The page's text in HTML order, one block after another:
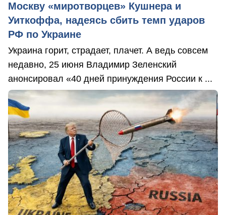
Москву «миротворцев» Кушнера и
Уиткоффа, надеясь сбить темп ударов
РФ по Украине
Украина горит, страдает, плачет. А ведь совсем
недавно, 25 июня Владимир Зеленский
анонсировал «40 дней принуждения России к ...